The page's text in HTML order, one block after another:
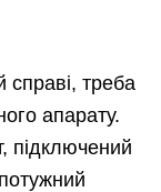
справі, треба
апарату.
підключений